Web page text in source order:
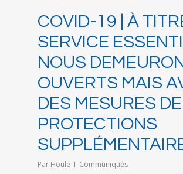
COVID-19 | À
SERVICE
NOUS
OUVERTS MAIS
DES MESURES DE
PROTECTIONS
Par Houle Communiqués